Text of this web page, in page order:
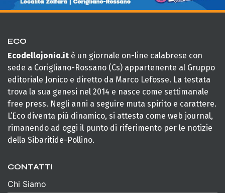
ECO
Ecodellojonio.it è un giornale on-line calabrese con
sede a Corigliano-Rossano (Cs) appartenente al Gruppo
editoriale Jonico e diretto da Marco Lefosse. La testata
trova la sua genesi nel 2014 e nasce come settimanale
free press. Negli anni a seguire muta spirito e carattere.
L’Eco diventa più dinamico, si attesta come web journal,
rimanendo ad oggi il punto di riferimento per le notizie
della Sibaritide-Pollino.
CONTATTI
Chi Siamo